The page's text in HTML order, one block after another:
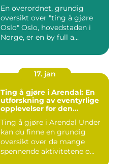
En overordnet, grundig
oversikt over "ting å gjøre
Oslo" Oslo, hovedstaden i
Norge, er en by full a...
17. jan
Ting å gjøre i Arendal: En
utforskning av eventyrlige
opplevelser for den
Ting å gjøre i Arendal Under
kan du finne en grundig
oversikt over de mange
spennende aktivitetene o...